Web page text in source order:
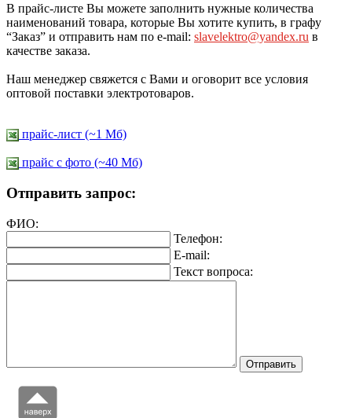
В прайс-листе Вы можете заполнить нужные количества
наименований товара, которые Вы хотите купить, в графу
“Заказ” и отправить нам по e-mail: slavelektro@yandex.ru в
качестве заказа.
Наш менеджер свяжется с Вами и оговорит все условия
оптовой поставки электротоваров.
прайс-лист (~1 Мб)
прайс c фото (~40 Мб)
Отправить запрос:
ФИО:
Телефон:
E-mail:
Текст вопроса: